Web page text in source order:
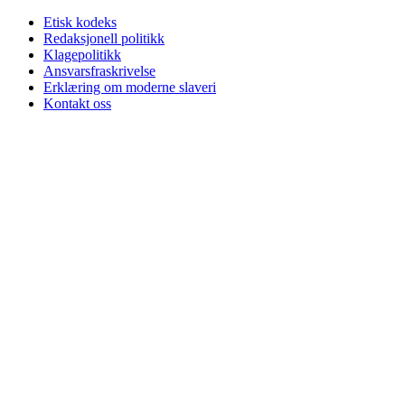
Etisk kodeks
Redaksjonell politikk
Klagepolitikk
Ansvarsfraskrivelse
Erklæring om moderne slaveri
Kontakt oss